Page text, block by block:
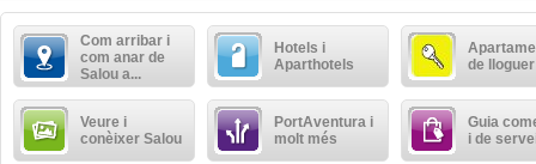
Com arribar i
com anar de
Salou a...
Hotels i
Aparthotels
de lloguer
Veure i
conèixer Salou
PortAventura i
molt més
Guia
i de